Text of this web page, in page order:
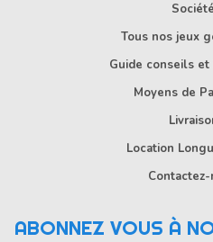
Société
Tous nos jeux
Guide conseils et
Moyens de
Location
ABONNEZ VOUS À